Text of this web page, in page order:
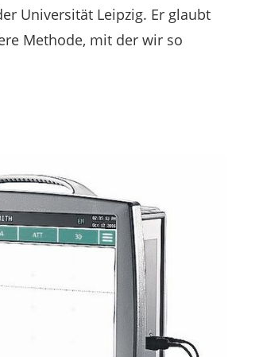
Universität Leipzig. Er glaubt
Methode, mit der wir so